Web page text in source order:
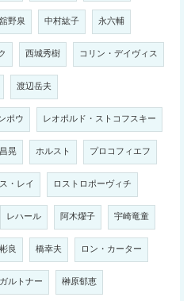
舘野泉 中村紘子 永六輔
西城秀樹 コリン・デイヴィス
渡辺岳夫
ポウ レオポルド・ストコフスキー
晃 ホルスト プロコフィエフ
・レイ ロストロポーヴィチ
レハール 阿木燿子 宇崎竜童
良 橋幸夫 ロン・カーター
ルトナー 榊原郁恵